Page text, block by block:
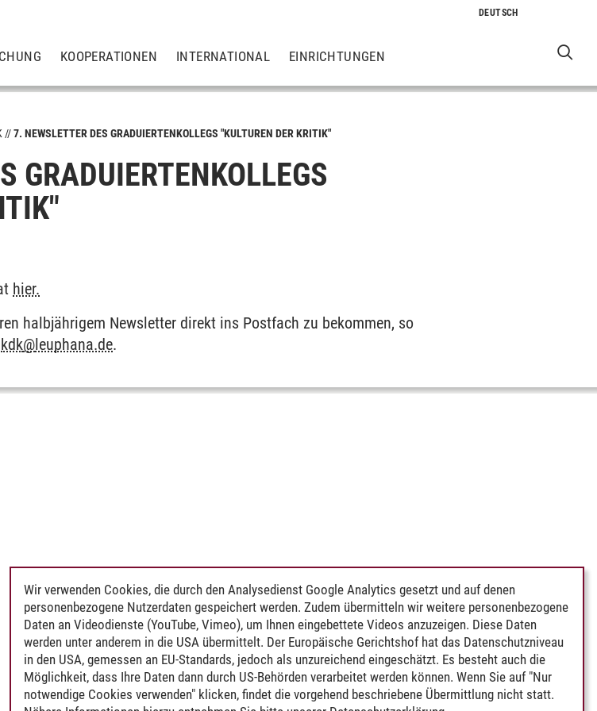
KOOPERATIONEN INTERNATIONAL EINRICHTUNGEN
7. NEWSLETTER DES GRADUIERTENKOLLEGS "KULTUREN DER KRITIK"
GRADUIERTENKOLLEGS
hier.
halbjährigem Newsletter direkt ins Postfach zu bekommen, so
kdk@leuphana.de.
Wir verwenden Cookies, die durch den Analysedienst Google Analytics gesetzt und auf denen
personenbezogene Nutzerdaten gespeichert werden. Zudem übermitteln wir weitere personenbezogene
Daten an Videodienste (YouTube, Vimeo), um Ihnen eingebettete Videos anzuzeigen. Diese Daten
werden unter anderem in die USA übermittelt. Der Europäische Gerichtshof hat das Datenschutzniveau
in den USA, gemessen an EU-Standards, jedoch als unzureichend eingeschätzt. Es besteht auch die
Möglichkeit, dass Ihre Daten dann durch US-Behörden verarbeitet werden können. Wenn Sie auf "Nur
notwendige Cookies verwenden" klicken, findet die vorgehend beschriebene Übermittlung nicht statt.